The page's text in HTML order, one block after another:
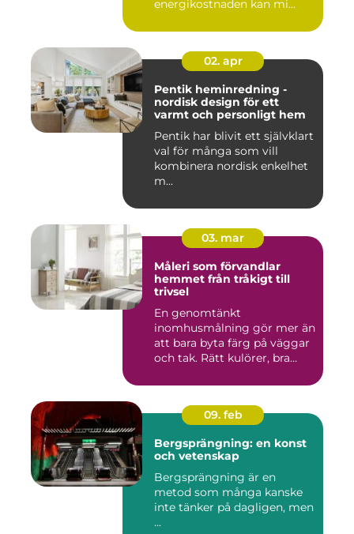
energikostnaden kan mi...
02. apr
Pentik heminredning -
nordisk design för ett
varmt och personligt hem
Pentik har blivit ett självklart
val för många som vill
kombinera nordisk enkelhet
m...
03. mar
Måleri som förvandlar
hemmet från tråkigt till
trivsel
En genomtänkt
inomhusmålning gör mer än
att bara byta färg på väggar
och tak. Rätt kulörer, bra
09. feb
Bergsprängning: en konst
och vetenskap
Bergsprängning är en
metod som många kanske
inte tänker på dagligen, men
...